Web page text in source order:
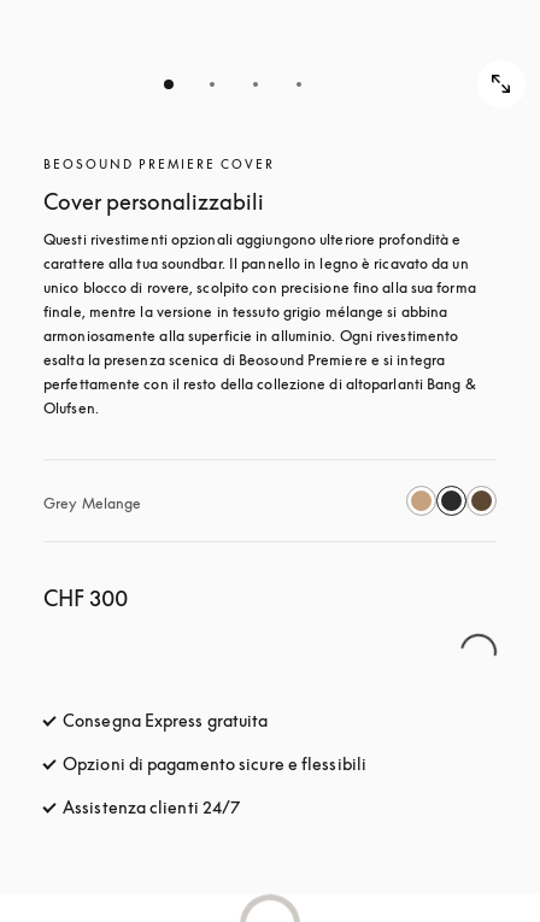
BEOSOUND PREMIERE COVER
Cover personalizzabili
Questi rivestimenti opzionali aggiungono ulteriore profondità e
carattere alla tua soundbar. Il pannello in legno è ricavato da un
unico blocco di rovere, scolpito con precisione fino alla sua forma
finale, mentre la versione in tessuto grigio mélange si abbina
armoniosamente alla superficie in alluminio. Ogni rivestimento
esalta la presenza scenica di Beosound Premiere e si integra
perfettamente con il resto della collezione di altoparlanti Bang &
Olufsen.
Grey Melange
CHF 300
Consegna Express gratuita
Opzioni di pagamento sicure e flessibili
Assistenza clienti 24/7